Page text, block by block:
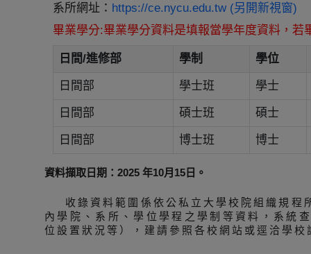
系所網址： https://ce.nycu.edu.tw (另開新視窗)
畢業學分:畢業學分資料是填報當學年度資料，
日間/進修部 學制 學位
日間部 學士班 學士
日間部 碩士班 碩士
日間部 博士班 博士
資料擷取日期：2025 年10月15日。
收錄資料範圍係依公私立大學校院組織規
內學院、系所、學位學程之學制等資料，系統
位設置狀況等），建請參照各校網站或逕洽學校